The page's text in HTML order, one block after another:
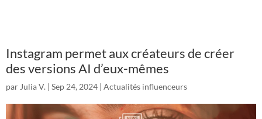
Instagram permet aux créateurs de créer
des versions AI d’eux-mêmes
par Julia V. | Sep 24, 2024 | Actualités influenceurs